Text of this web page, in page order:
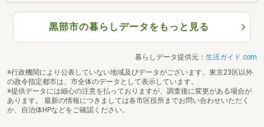
黒部市の暮らしデータをもっと見る
暮らしデータ提供元： 生活ガイド.com
※行政機関により公表していない地域及びデータがございます。東京23区以外
の政令指定都市は、市全体のデータとして表示しています。
※提供データには細心の注意を払っておりますが、調査後に変更がある場合が
あります。 最新の情報につきましては各市区役所までお問い合わせいただく
か、自治体HPなどをご確認ください。